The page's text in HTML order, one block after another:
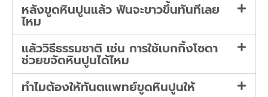
หลังขูดหินปูนแล้ว ฟันจะขาวขึ้นทันทีเลย
ไหม
แล้ววิธีธรรมชาติ เช่น การใช้เบกกิ้งโซดา
ช่วยขจัดหินปูนได้ไหม
ทำไมต้องให้ทันตแพทย์ขูดหินปูนให้